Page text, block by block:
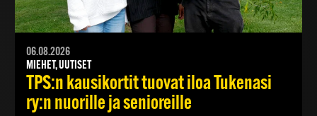
06.08.2026
MIEHET, UUTISET
TPS:n kausikortit tuovat iloa Tukenasi
ry:n nuorille ja senioreille